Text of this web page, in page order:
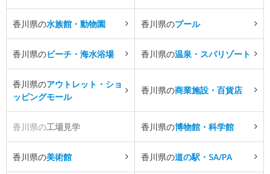
香川県の水族館・動物園 香川県のプール
香川県のビーチ・海水浴場 香川県の温泉・スパリゾート
香川県のアウトレット・ショ
ッピングモール
香川県の商業施設・百貨店
香川県の工場見学 香川県の博物館・科学館
香川県の美術館 香川県の道の駅・SA/PA